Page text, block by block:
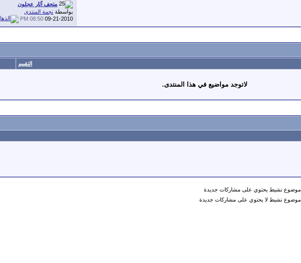
متحف آثار عجلون
بواسطة نجمة المنتدى
09-21-2010
08:50 PM
التقييم
لاتوجد مواضيع في هذا المنتدى.
موضوع نشيط يحتوي على مشاركات جديدة
موضوع نشيط لا يحتوي على مشاركات جديدة